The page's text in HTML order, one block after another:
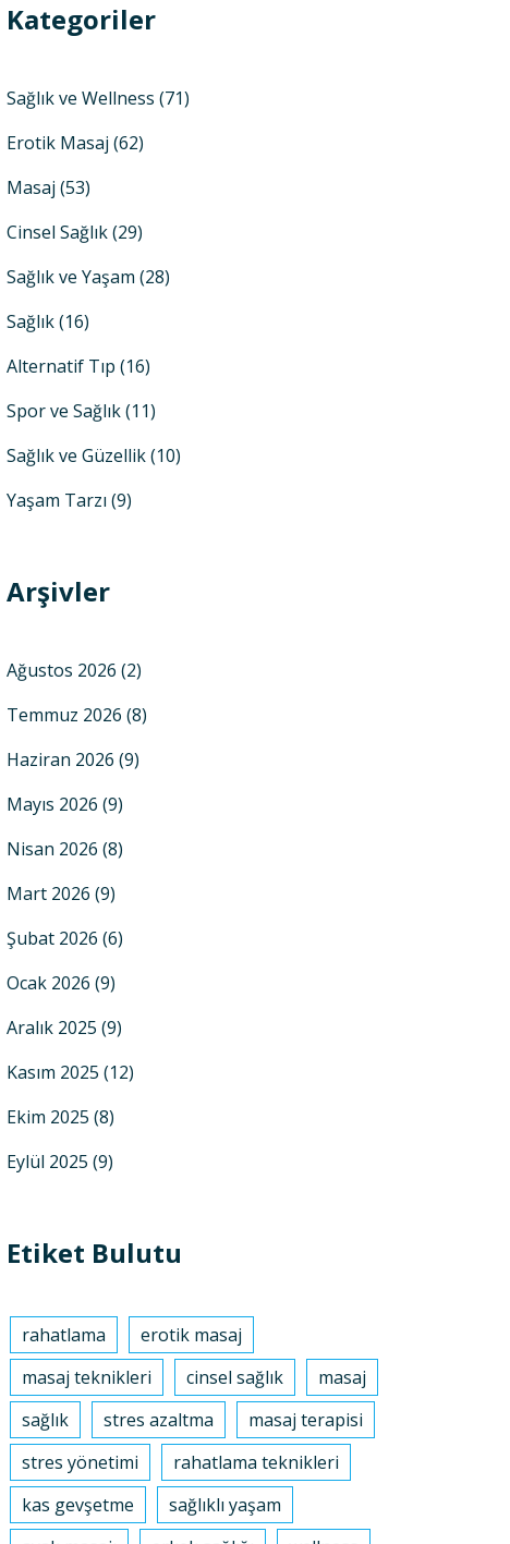
Kategoriler
Sağlık ve Wellness (71)
Erotik Masaj (62)
Masaj (53)
Cinsel Sağlık(29)
Sağlık ve Yaşam (28)
Sağlık(16)
Alternatif Tıp (16)
Spor ve Sağlık(11)
Sağlık ve Güzellik(10)
Yaşam Tarzı (9)
Arşivler
Ağustos 2026 (2)
Temmuz 2026 (8)
Haziran 2026 (9)
Mayıs 2026 (9)
Nisan 2026 (8)
Mart 2026 (9)
Şubat 2026 (6)
Ocak 2026 (9)
Aralık 2025 (9)
Kasım 2025 (12)
Ekim 2025 (8)
Eylül 2025 (9)
Etiket Bulutu
rahatlama
erotik masaj
masaj teknikleri
cinsel sağlık
masaj
sağlık
stres azaltma
masaj terapisi
stres yönetimi
rahatlama teknikleri
kas gevşetme
sağlıklı yaşam